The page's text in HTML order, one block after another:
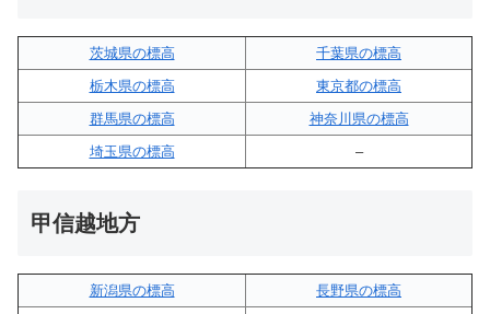
茨城県の標高
千葉県の標高
栃木県の標高
東京都の標高
群馬県の標高
神奈川県の標高
埼玉県の標高
–
甲信越地方
新潟県の標高
長野県の標高